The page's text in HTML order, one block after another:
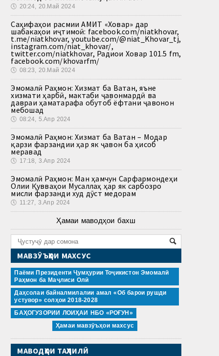
🕔 20:24, 20.Май 2024
Саҳифаҳои расмии АМИТ «Ховар» дар
шабакаҳои иҷтимоӣ: facebook.com/niatkhovar,
t.me/niatkhovar, youtube.com/@niat_Khovar_tj,
instagram.com/niat_khovar/,
twitter.com/niatkhovar, Радиои Ховар 101.5 fm,
facebook.com/khovarfm/
🕔 08:23, 20.Май 2024
Эмомалӣ Раҳмон: Хизмат ба Ватан, яъне
хизмати ҳарбӣ, мактаби ҷавонмардӣ ва
давраи ҳаматарафа обутоб ёфтани ҷавонон
мебошад
🕔 08:24, 5.Апр 2024
Эмомалӣ Раҳмон: Хизмат ба Ватан – Модар
қарзи фарзандии ҳар як ҷавон ба ҳисоб
меравад
🕔 17:18, 3.Апр 2024
Эмомалӣ Раҳмон: Ман ҳамчун Сарфармондеҳи
Олии Қувваҳои Мусаллаҳ ҳар як сарбозро
мисли фарзанди худ дӯст медорам
🕔 11:27, 3.Апр 2024
Ҳамаи маводҳои бахш
МАВЗӮЪҲОИ МАХСУС
Паёми Президенти Ҷумҳурии Тоҷикистон Эмомалӣ
Раҳмон ба Маҷлиси Олӣ
Даҳсолаи байналмилалии амал «Об барои рушди
устувор» солҳои 2018-2028
БАҲОГУЗОРИИ ЛОИҲАИ НБО «РОҒУН»
Ҳамаи мавзӯъҳои махсус
МАВОДҲОИ ТАҲЛИЛӢ